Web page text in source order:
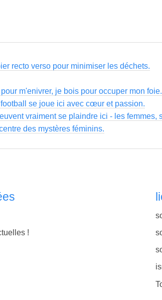
recto verso pour minimiser les déchets.
m'enivrer, je bois pour occuper mon foie.
se joue ici avec cœur et passion.
vraiment se plaindre ici - les femmes,
des mystères féminins.
!